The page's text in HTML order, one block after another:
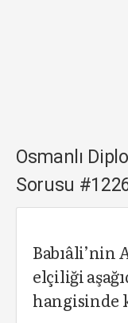
Osmanlı
Sorusu
Babıâli’nin
elçiliği
hangisinde